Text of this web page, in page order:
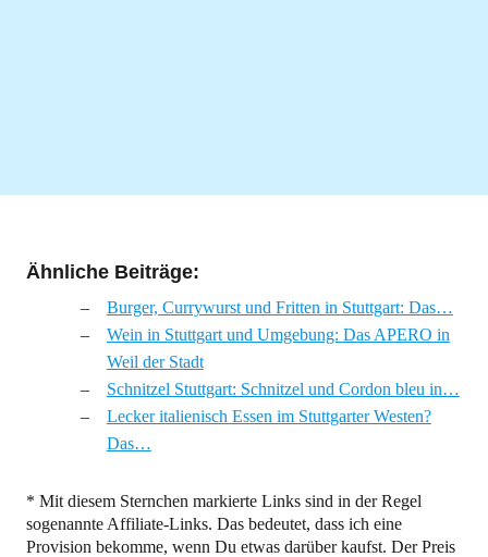
Ähnliche Beiträge:
Burger, Currywurst und Fritten in Stuttgart: Das…
Wein in Stuttgart und Umgebung: Das APERO in
Weil der Stadt
Schnitzel Stuttgart: Schnitzel und Cordon bleu in…
Lecker italienisch Essen im Stuttgarter Westen?
Das…
* Mit diesem Sternchen markierte Links sind in der Regel
sogenannte Affiliate-Links. Das bedeutet, dass ich eine
Provision bekomme, wenn Du etwas darüber kaufst. Der Preis